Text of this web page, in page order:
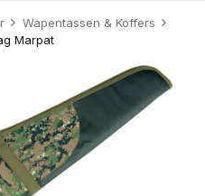
Wapentassen & Koffers
Marpat